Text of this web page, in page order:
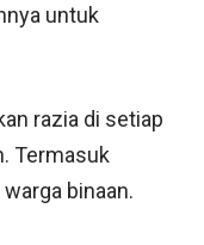
untuk
razia di setiap
Termasuk
binaan.